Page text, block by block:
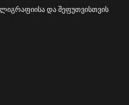
და შეფუთვისთვის